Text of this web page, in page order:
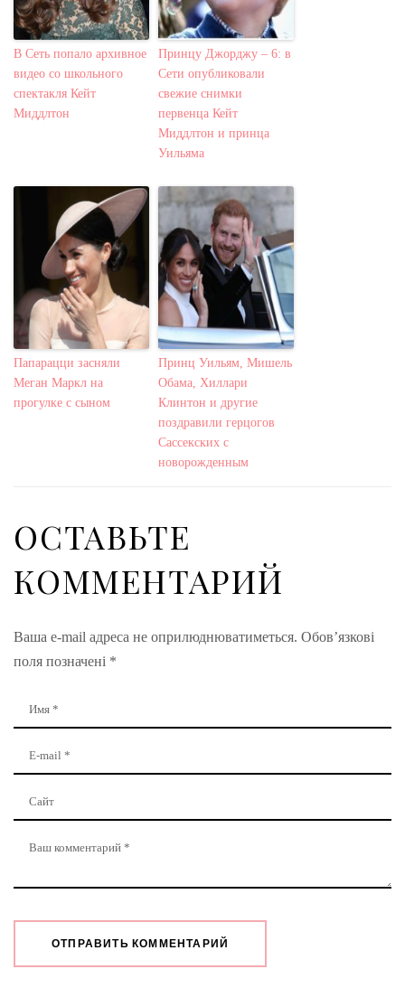
В Сеть попало архивное
видео со школьного
спектакля Кейт
Миддлтон
Принцу Джорджу – 6: в
Сети опубликовали
свежие снимки
первенца Кейт
Миддлтон и принца
Уильяма
Папарацци засняли
Меган Маркл на
прогулке с сыном
Принц Уильям, Мишель
Обама, Хиллари
Клинтон и другие
поздравили герцогов
Сассекских с
новорожденным
ОСТАВЬТЕ
КОММЕНТАРИЙ
Ваша e-mail адреса не оприлюднюватиметься. Обов’язкові
поля позначені *